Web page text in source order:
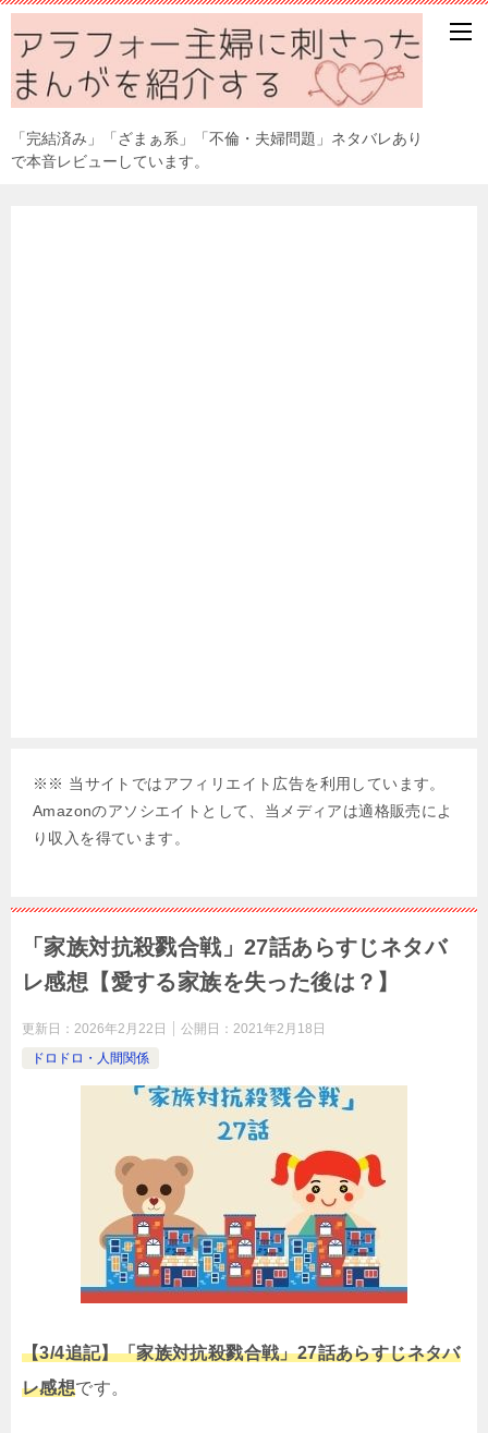
「完結済み」「ざまぁ系」「不倫・夫婦問題」ネタバレあり
で本音レビューしています。
※※ 当サイトではアフィリエイト広告を利用しています。
Amazonのアソシエイトとして、当メディアは適格販売によ
り収入を得ています。
「家族対抗殺戮合戦」27話あらすじネタバ
レ感想【愛する家族を失った後は？】
更新日： 2026年2月22日 公開日： 2021年2月18日
ドロドロ・人間関係
【3/4追記】「家族対抗殺戮合戦」27話あらすじネタバ
レ感想です。